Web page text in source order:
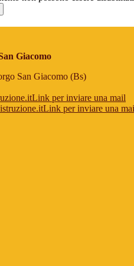
Giacomo
San Giacomo (Bs)
Link per inviare una mail
Link per inviare una